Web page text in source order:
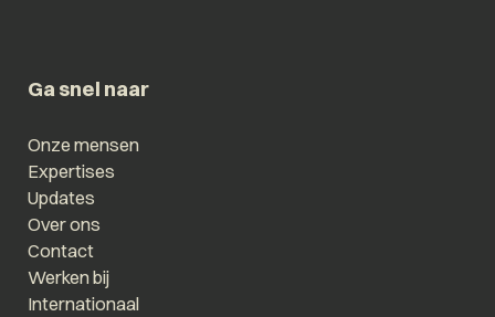
Ga snel naar
Onze mensen
Expertises
Updates
Over ons
Contact
Werken bij
Internationaal